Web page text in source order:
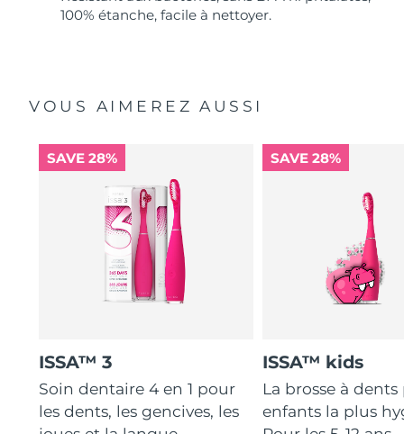
100% étanche, facile à nettoyer.
VOUS AIMEREZ AUSSI
SAVE 28%
ISSA™ 3
Soin dentaire 4 en 1 pour
les dents, les gencives, les
SAVE 28%
ISSA™ kids
La brosse à
enfants la plus